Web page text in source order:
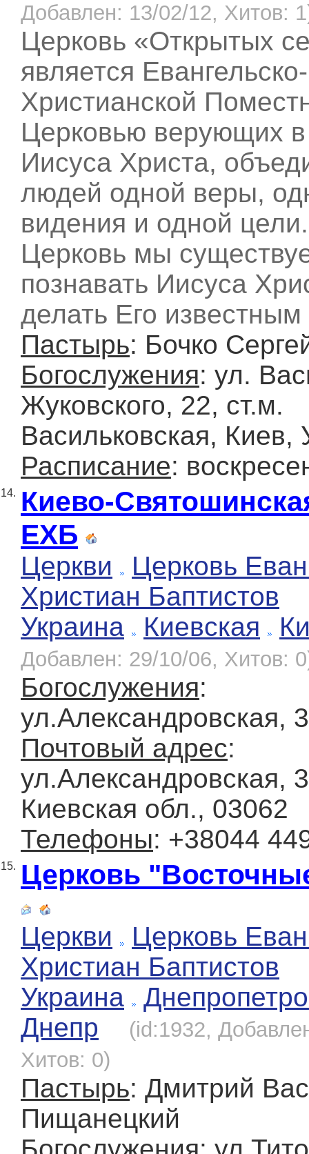
Добавлен: 13/02/12, Хитов:
Церковь «Открытых
является Евангельско-
Христианской
Церковью верующих в
Иисуса Христа,
людей одной веры,
видения и одной
Церковь мы
познавать Иисуса
делать Его известным
Пастырь: Бочко
Богослужения: ул.
Жуковского, 22, ст.м.
Васильковская, Киев,
Расписание:
14. Киево-
ЕХБ
Церкви
Церковь
Христиан Баптистов
Украина
Киевская
Добавлен: 29/10/06, Хитов:
Богослужения:
ул.Александровская,
Почтовый адрес:
ул.Александровская,
Киевская обл., 03062
Телефоны: +38044
15. Церковь
Церкви
Церковь
Христиан Баптистов
Украина
Днепр
(id:1932,
Хитов: 0)
Пастырь: Дмитрий
Пищанецкий